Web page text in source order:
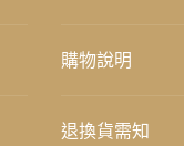
購物說明
退換貨需知